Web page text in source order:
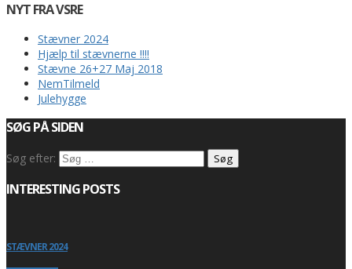
NYT FRA VSRE
Stævner 2024
Hjælp til stævnerne !!!!
Stævne 26+27 Maj 2018
NemTilmeld
Julehygge
SØG PÅ SIDEN
Søg efter:
INTERESTING POSTS
STÆVNER 2024